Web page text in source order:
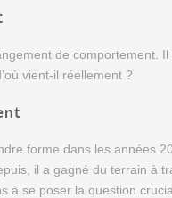
de comportement. Il
vient-il réellement ?
forme dans les années
il a gagné du terrain à
à se poser la question